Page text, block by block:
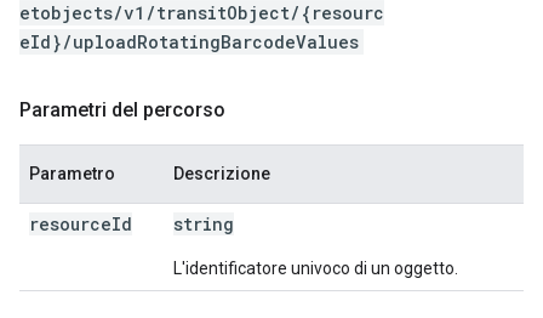
etobjects/v1/transitObject/{resourc
eId}/uploadRotatingBarcodeValues
Parametri del percorso
Parametro Descrizione
resourceId string
L'identificatore univoco di un oggetto.